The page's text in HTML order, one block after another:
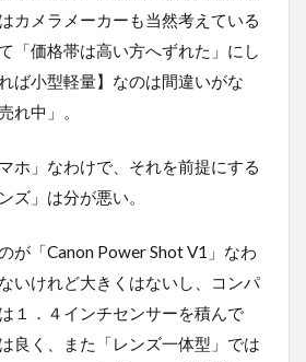
カメラメーカーも当然考えている
「価格帯は高い方へずれた」にし
ば小型軽量】なのは間違いがな
れ中」。
ホ」なわけで、それを前提にする
ズ」は分が悪い。
が「Canon Power Shot V1」なわ
いけれど大きくはないし、コンパ
１．４インチセンサーを積んで
良く、また「レンズ一体型」では